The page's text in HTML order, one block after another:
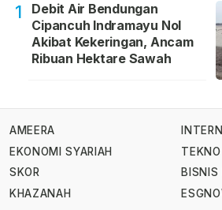
1
Debit Air Bendungan
Cipancuh Indramayu Nol
Akibat Kekeringan, Ancam
Ribuan Hektare Sawah
AMEERA
EKONOMI SYARIAH
SKOR
KHAZANAH
TEKNO
BISNIS